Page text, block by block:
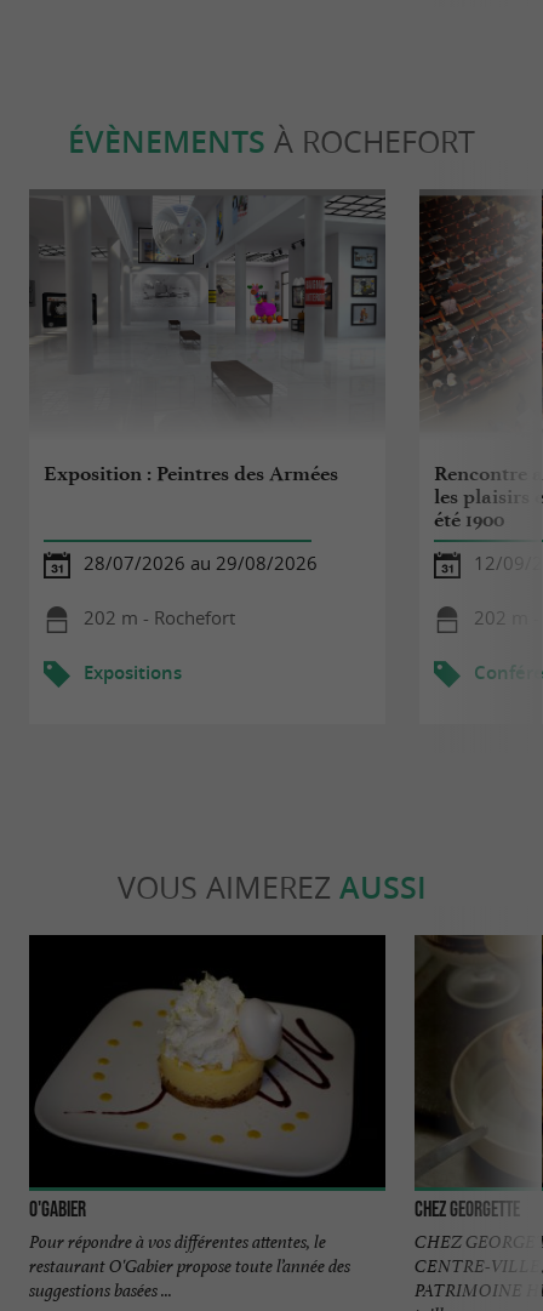
ÉVÈNEMENTS À ROCHEFORT
Exposition : Peintres des Armées
28/07/2026 au 29/08/2026
202 m - Rochefort
Expositions
Rencontre
les plaisirs
été 1900
12/09/
202 m
VOUS AIMEREZ AUSSI
O'Gabier
Pour répondre à vos différentes attentes, le
restaurant O'Gabier propose toute l’année des
suggestions basées ...
Chez Georgette
CHEZ
CENTRE-
PATRIMOINE